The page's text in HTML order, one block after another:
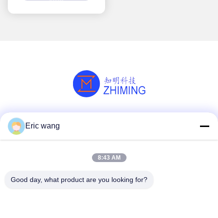
(Ολοκληρωμένη Γραμμή
Τηλ.
Eric wang
8:43 AM
Good day, what product are you looking for?